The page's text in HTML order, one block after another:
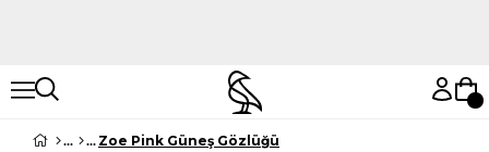
Zoe Pink Güneş Gözlüğü